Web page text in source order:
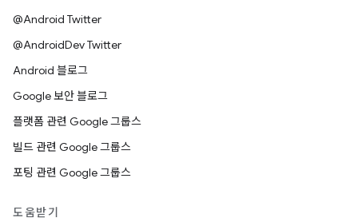
@Android Twitter
@AndroidDev Twitter
Android 블로그
Google 보안 블로그
플랫폼 관련 Google 그룹스
빌드 관련 Google 그룹스
포팅 관련 Google 그룹스
도움받기